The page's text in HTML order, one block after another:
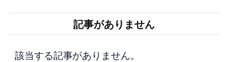
記事がありません
該当する記事がありません。